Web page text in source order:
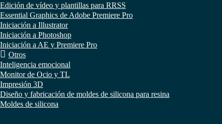
Edición de vídeo y plantillas para RRSS
Essential Graphics de Adobe Premiere Pro
Iniciación a Illustrator
Iniciación a Photoshop
Iniciación a AE y Premiere Pro
Otros
Inteligencia emocional
Monitor de Ocio y TL
Impresión 3D
Diseño y fabricación de moldes de silicona para resina
Moldes de silicona